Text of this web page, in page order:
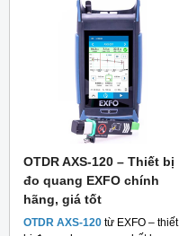
OTDR AXS-120 – Thiết bị
đo quang EXFO chính
hãng, giá tốt
OTDR AXS-120 từ EXFO – thiết